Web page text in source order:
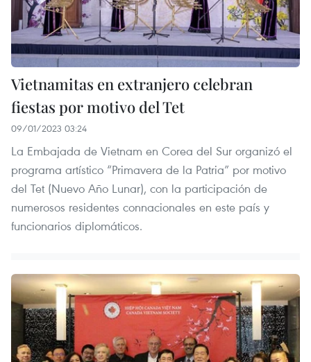
Vietnamitas en extranjero celebran
fiestas por motivo del Tet
09/01/2023 03:24
La Embajada de Vietnam en Corea del Sur organizó el
programa artístico “Primavera de la Patria” por motivo
del Tet (Nuevo Año Lunar), con la participación de
numerosos residentes connacionales en este país y
funcionarios diplomáticos.